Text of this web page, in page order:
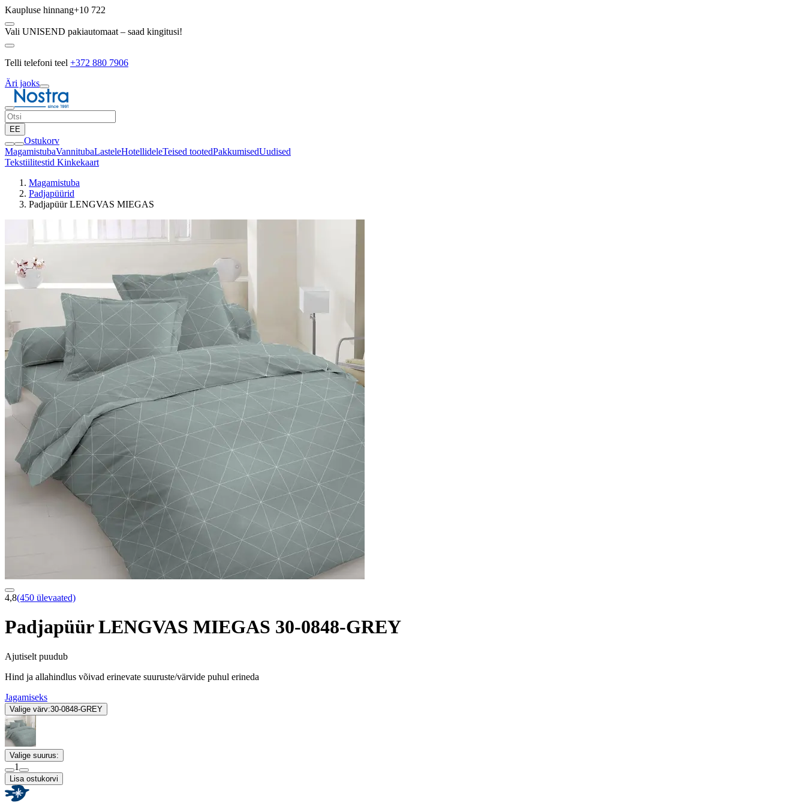
Kaupluse hinnang+10 722
Vali UNISEND pakiautomaat – saad kingitusi!
Telli telefoni teel +372 880 7906
Äri jaoks
EE
Ostukorv
MagamistubaVannitubaLasteleHotellideleTeised tootedPakkumisedUudised
Tekstiilitestid Kinkekaart
Magamistuba
Padjapüürid
Padjapüür LENGVAS MIEGAS
4,8(450 ülevaated)
Padjapüür LENGVAS MIEGAS 30-0848-GREY
Ajutiselt puudub
Hind ja allahindlus võivad erinevate suuruste/värvide puhul erineda
Jagamiseks
Valige värv:30-0848-GREY
Valige suurus:
1
Lisa ostukorvi